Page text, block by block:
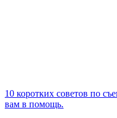
10 коротких советов по
вам в помощь.